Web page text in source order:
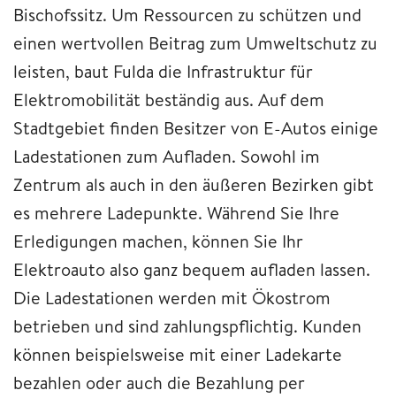
Bischofssitz. Um Ressourcen zu schützen und
einen wertvollen Beitrag zum Umweltschutz zu
leisten, baut Fulda die Infrastruktur für
Elektromobilität beständig aus. Auf dem
Stadtgebiet finden Besitzer von E-Autos einige
Ladestationen zum Aufladen. Sowohl im
Zentrum als auch in den äußeren Bezirken gibt
es mehrere Ladepunkte. Während Sie Ihre
Erledigungen machen, können Sie Ihr
Elektroauto also ganz bequem aufladen lassen.
Die Ladestationen werden mit Ökostrom
betrieben und sind zahlungspflichtig. Kunden
können beispielsweise mit einer Ladekarte
bezahlen oder auch die Bezahlung per